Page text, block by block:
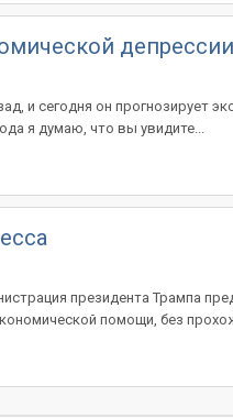
и сегодня он прогнозирует
я думаю, что вы увидите...
президента Трампа
помощи, без